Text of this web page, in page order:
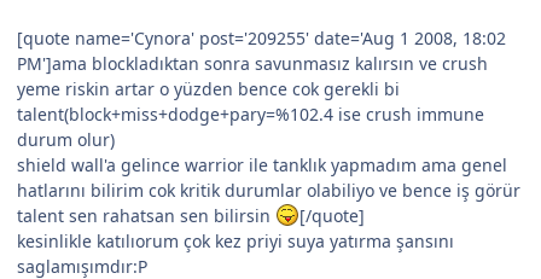
[quote name='Cynora' post='209255' date='Aug 1 2008, 18:02
PM']ama blockladıktan sonra savunmasız kalırsın ve crush
yeme riskin artar o yüzden bence cok gerekli bi
talent(block+miss+dodge+pary=%102.4 ise crush immune
durum olur)
shield wall'a gelince warrior ile tanklık yapmadım ama genel
hatlarını bilirim cok kritik durumlar olabiliyo ve bence iş görür
talent sen rahatsan sen bilirsin
[/quote]
kesinlikle katılıorum çok kez priyi suya yatırma şansını
saglamışımdır:P